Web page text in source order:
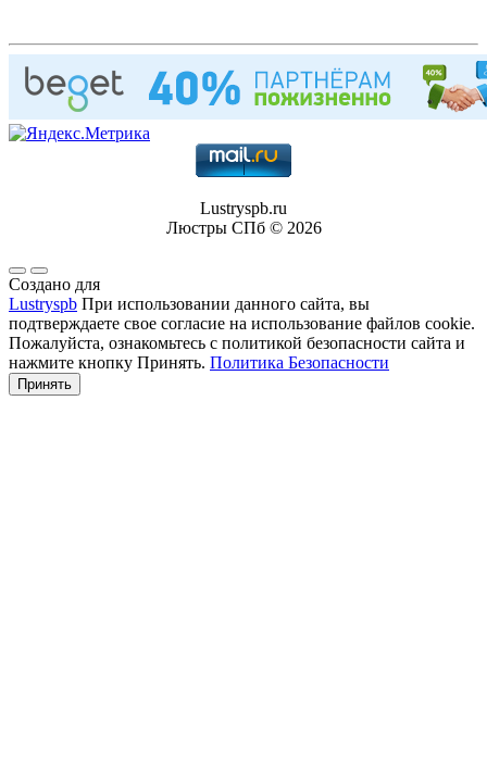
Lustryspb.ru
Люстры СПб © 2026
Создано для
Lustryspb При использовании данного сайта, вы
подтверждаете свое согласие на использование файлов cookie.
Пожалуйста, ознакомьтесь с политикой безопасности сайта и
нажмите кнопку Принять. Политика Безопасности
Принять